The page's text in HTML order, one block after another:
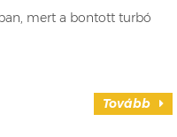
mert a bontott turbó
Tovább